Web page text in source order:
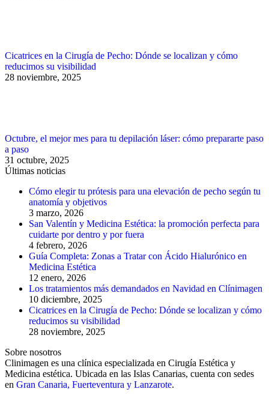
Cicatrices en la Cirugía de Pecho: Dónde se localizan y cómo
reducimos su visibilidad
28 noviembre, 2025
Octubre, el mejor mes para tu depilación láser: cómo prepararte paso
a paso
31 octubre, 2025
Últimas noticias
Cómo elegir tu prótesis para una elevación de pecho según tu
anatomía y objetivos
3 marzo, 2026
San Valentín y Medicina Estética: la promoción perfecta para
cuidarte por dentro y por fuera
4 febrero, 2026
Guía Completa: Zonas a Tratar con Ácido Hialurónico en
Medicina Estética
12 enero, 2026
Los tratamientos más demandados en Navidad en Clínimagen
10 diciembre, 2025
Cicatrices en la Cirugía de Pecho: Dónde se localizan y cómo
reducimos su visibilidad
28 noviembre, 2025
Sobre nosotros
Clinimagen es una clínica especializada en Cirugía Estética y
Medicina estética. Ubicada en las Islas Canarias, cuenta con sedes
en Gran Canaria, Fuerteventura y Lanzarote.